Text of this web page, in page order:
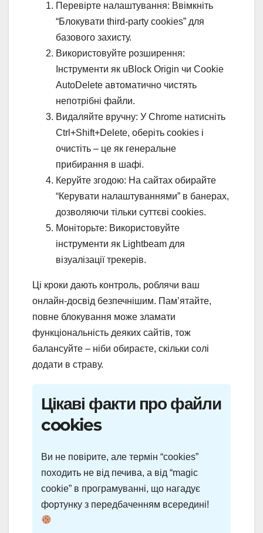
Перевірте налаштування: Ввімкніть
“Блокувати third-party cookies” для
базового захисту.
Використовуйте розширення:
Інструменти як uBlock Origin чи Cookie
AutoDelete автоматично чистять
непотрібні файли.
Видаляйте вручну: У Chrome натисніть
Ctrl+Shift+Delete, оберіть cookies і
очистіть – це як генеральне
прибирання в шафі.
Керуйте згодою: На сайтах обирайте
“Керувати налаштуваннями” в банерах,
дозволяючи тільки суттєві cookies.
Моніторьте: Використовуйте
інструменти як Lightbeam для
візуалізації трекерів.
Ці кроки дають контроль, роблячи ваш
онлайн-досвід безпечнішим. Пам’ятайте,
повне блокування може зламати
функціональність деяких сайтів, тож
балансуйте – ніби обираєте, скільки солі
додати в страву.
Цікаві факти про файли
cookies
Ви не повірите, але термін “cookies”
походить не від печива, а від “magic
cookie” в програмуванні, що нагадує
фортунку з передбаченням всередині!